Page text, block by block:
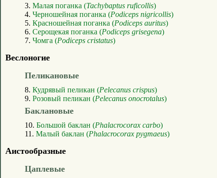
3. Малая поганка (Tachybaptus ruficollis)
4. Черношейная поганка (Podiceps nigricollis)
5. Красношейная поганка (Podiceps auritus)
6. Серощекая поганка (Podiceps grisegena)
7. Чомга (Podiceps cristatus)
Веслоногие
Пеликановые
8. Кудрявый пеликан (Pelecanus crispus)
9. Розовый пеликан (Pelecanus onocrotalus)
Баклановые
10. Большой баклан (Phalacrocorax carbo)
11. Малый баклан (Phalacrocorax pygmaeus)
Аистообразные
Цаплевые